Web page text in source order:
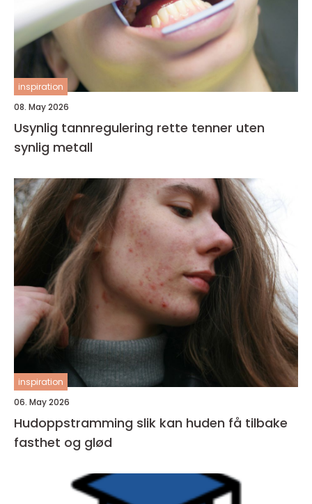
inspiration
08. May 2026
Usynlig tannregulering rette tenner uten
synlig metall
inspiration
06. May 2026
Hudoppstramming slik kan huden få tilbake
fasthet og glød